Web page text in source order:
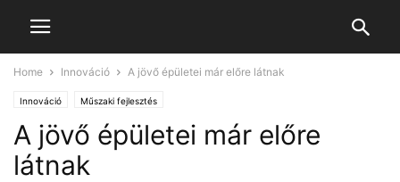
Home Innováció A jövő épületei már előre látnak
Innováció Műszaki fejlesztés
A jövő épületei már előre
látnak